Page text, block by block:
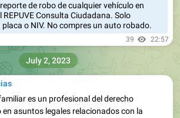
de robo de cualquier vehículo en
REPUVE Consulta Ciudadana. Solo
placa o NIV. No compres un auto robado.
39 22:57
es un profesional del derecho
en asuntos legales relacionados con la
July 2, 2023